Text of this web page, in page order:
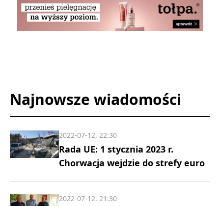
Najnowsze wiadomości
Rada UE: 1 stycznia 2023 r.
Chorwacja wejdzie do strefy euro
2022-07-12, 22:30
2022-07-12, 21:30